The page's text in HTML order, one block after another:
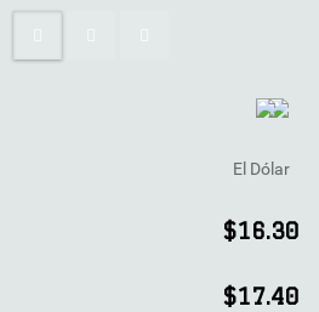
El Dólar
$16.30
$17.40